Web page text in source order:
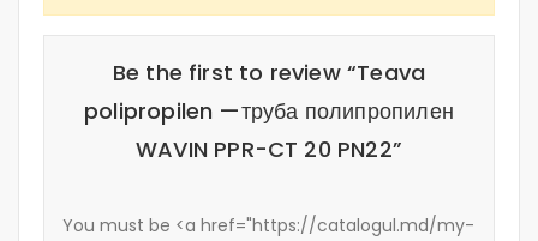
Be the first to review “Teava
polipropilen —труба полипропилен
WAVIN PPR-CT 20 PN22”
You must be <a href="https://catalogul.md/my-